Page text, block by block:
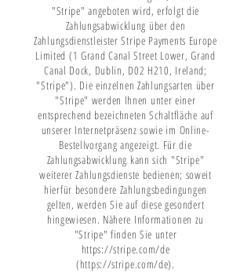
"Stripe" angeboten wird, erfolgt die
Zahlungsabwicklung über den
Zahlungsdienstleister Stripe Payments Europe
Limited (1 Grand Canal Street Lower, Grand
Canal Dock, Dublin, D02 H210, Ireland;
"Stripe"). Die einzelnen Zahlungsarten über
"Stripe" werden Ihnen unter einer
entsprechend bezeichneten Schaltfläche auf
unserer Internetpräsenz sowie im Online-
Bestellvorgang angezeigt. Für die
Zahlungsabwicklung kann sich "Stripe"
weiterer Zahlungsdienste bedienen; soweit
hierfür besondere Zahlungsbedingungen
gelten, werden Sie auf diese gesondert
hingewiesen. Nähere Informationen zu
"Stripe" finden Sie unter
https://stripe.com/de
(https://stripe.com/de).